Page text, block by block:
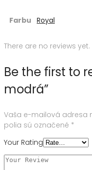
Farbu Royal
There are no reviews yet.
Be the first to
modrá”
Vaša e-mailová adresa
polia sú označené *
Your Rating